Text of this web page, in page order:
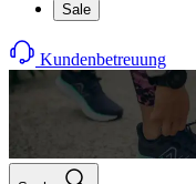
Sale
Kundenbetreuung